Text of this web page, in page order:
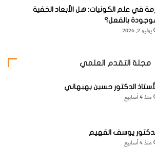
قبل أن تنتج هذه الأنابيب في النهاية،
الجديدة بالفعل في جميع مستشفيات
من الدول الأخرى حول العالم)).
في علم الكونيات: هل الأبعاد الخفية
بالفعل؟
يوليو 2, 2026
مجلة التقدم العلمي
الدكتور حسين بهبهاني
منذ 4 أسابيع
يوسف القهيم
منذ 4 أسابيع